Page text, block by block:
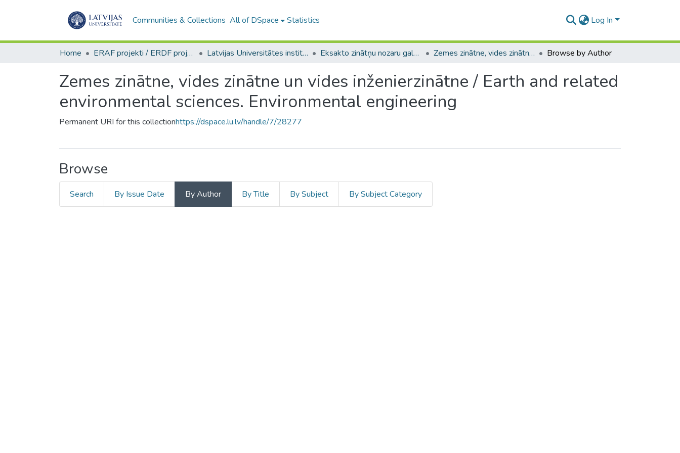
Communities & Collections All of DSpace Statistics Log In
Home ERAF projekti / ERDF projects Latvijas Universitātes institucionālās kapacitātes attīstība Eksakto zinātņu nozaru galvenās publikācijas Zemes zinātne, vides zinātne un vides inženierzinātne / Earth and related environmental sciences. Environmental engineering Browse by Author
Zemes zinātne, vides zinātne un vides inženierzinātne / Earth and related
environmental sciences. Environmental engineering
Permanent URI for this collectionhttps://dspace.lu.lv/handle/7/28277
Browse
Search By Issue Date By Author By Title By Subject By Subject Category